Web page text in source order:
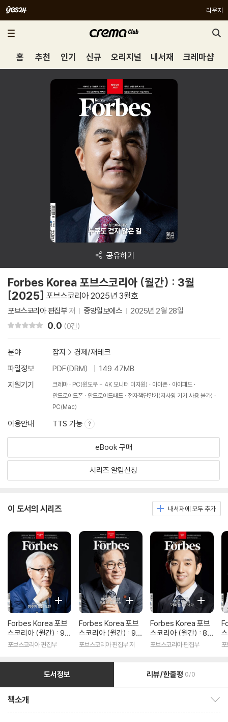
라운지
홈 추천 인기 신규 오리지널 내서재 크레마샵
공유하기
Forbes Korea 포브스코리아 (월간) : 3월
[2025] 포브스코리아 2025년 3월호
포브스코리아 편집부저 중앙일보에스 2025년 2월 28일
0.0 (0건)
분야 잡지 > 경제/재테크
파일정보
PDF(DRM)
149.47MB
지원기기
크레마 PC(윈도우 - 4K 모니터 미지원) 아이폰
아이패드
안드로이드폰
안드로이드패드
전자책단말기(저사양 기기 사용 불가)
PC(Mac)
이용안내 TTS 가능
eBook 구매
시리즈 알림신청
이 도서의 시리즈 내서재에 모두 추가
Forbes Korea 포브
스코리아 (월간) : 9월
[2025]
포브스코리아 편집부
Forbes Korea 포브
스코리아 (월간) : 9월
[2024]
포브스코리아 편집부 저
Forbes Korea 포브
스코리아 (월간) : 8월
[2025]
포브스코리아 편집부
도서정보 리뷰/한줄평 0/0
책소개